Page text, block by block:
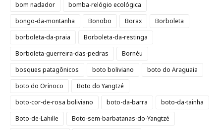
bom nadador
bomba-relógio ecológica
bongo-da-montanha
Bonobo Borax
Borboleta
borboleta-da-praia
Borboleta-da-restinga
Borboleta-guerreira-das-pedras
Bornéu
bosques patagônicos
boto boliviano
boto do Araguaia
boto do Orinoco
Boto do Yangtzé
boto-cor-de-rosa boliviano
boto-da-barra
boto-da-tainha
Boto-de-Lahille
Boto-sem-barbatanas-do-Yangtzé